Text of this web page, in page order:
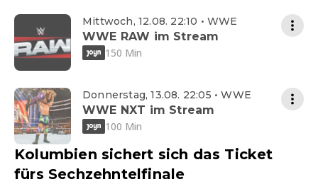
Mittwoch, 12.08. 22:10 • WWE
WWE RAW im Stream
150 Min
Donnerstag, 13.08. 22:05 • WWE
WWE NXT im Stream
100 Min
Kolumbien sichert sich das Ticket
fürs Sechzehntelfinale